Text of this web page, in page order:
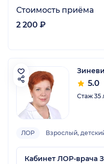
Стоимость приёма
2 200 ₽
5.0
Стаж 35
ЛОР Взрослый,
Кабинет ЛОР-врача